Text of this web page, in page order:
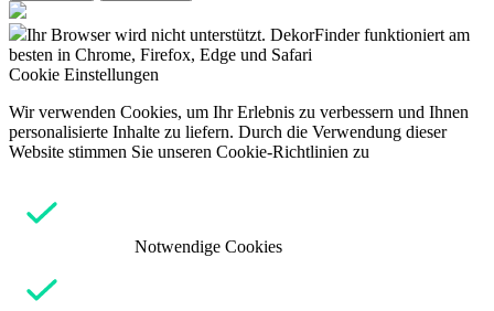
Ihr Browser wird nicht unterstützt. DekorFinder funktioniert am
besten in Chrome, Firefox, Edge und Safari
Cookie Einstellungen
Wir verwenden Cookies, um Ihr Erlebnis zu verbessern und Ihnen
personalisierte Inhalte zu liefern. Durch die Verwendung dieser
Website stimmen Sie unseren Cookie-Richtlinien zu
Notwendige Cookies